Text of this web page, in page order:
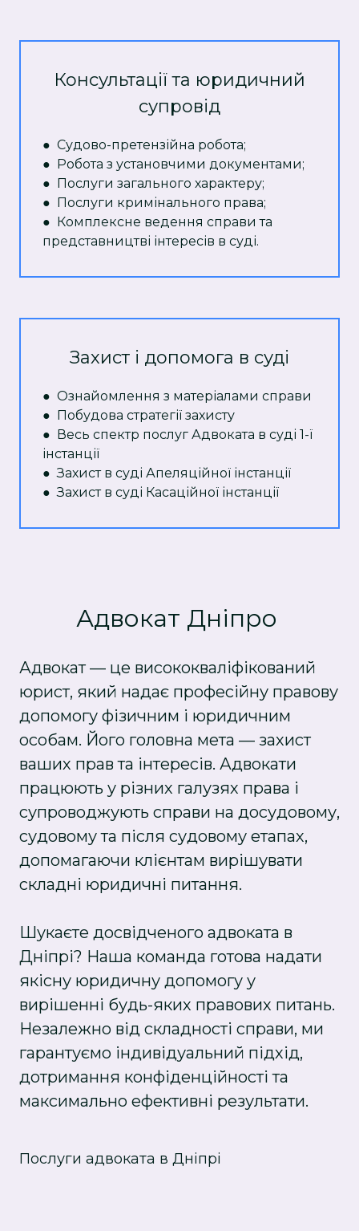
Консультації та юридичний
супровід
● Судово-претензійна робота;
● Робота з установчими документами;
● Послуги загального характеру;
● Послуги кримінального права;
● Комплексне ведення справи та
представництві інтересів в суді.
Захист і допомога в суді
● Ознайомлення з матеріалами справи
● Побудова стратегії захисту
● Весь спектр послуг Адвоката в суді 1-ї
інстанції
● Захист в суді Апеляційної інстанції
● Захист в суді Касаційної інстанції
Адвокат Дніпро
Адвокат — це висококваліфікований
юрист, який надає професійну правову
допомогу фізичним і юридичним
особам. Його головна мета — захист
ваших прав та інтересів. Адвокати
працюють у різних галузях права і
супроводжують справи на досудовому,
судовому та після судовому етапах,
допомагаючи клієнтам вирішувати
складні юридичні питання.
Шукаєте досвідченого адвоката в
Дніпрі? Наша команда готова надати
якісну юридичну допомогу у
вирішенні будь-яких правових питань.
Незалежно від складності справи, ми
гарантуємо індивідуальний підхід,
дотримання конфіденційності та
максимально ефективні результати.
Послуги адвоката в Дніпрі